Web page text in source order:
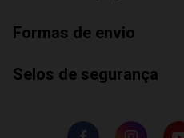
Formas de envio
Selos de segurança